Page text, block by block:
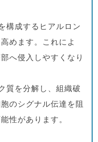
構成するヒアルロン
めます。これによ
へ侵入しやすくなり
質を分解し、組織破
のシグナル伝達を阻
性があります。